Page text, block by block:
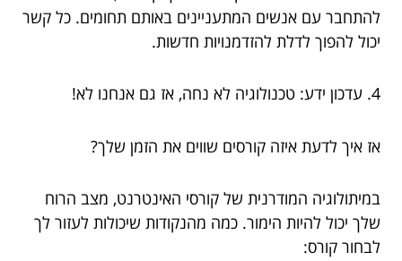
להתחבר עם אנשים המתעניינים באותם תחומים. כל קשר
יכול להפוך לדלת להזדמנויות חדשות.
4. עדכון ידע: טכנולוגיה לא נחה, אז גם אנחנו לא!
אז איך לדעת איזה קורסים שווים את הזמן שלך?
במיתולוגיה המודרנית של קורסי האינטרנט, מצב הרוח
שלך יכול להיות הימור. כמה מהנקודות שיכולות לעזור לך
לבחור קורס: